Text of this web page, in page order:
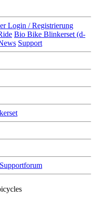
Login / Registrierung
Bio Bike Blinkerset (d-
Support
Supportforum